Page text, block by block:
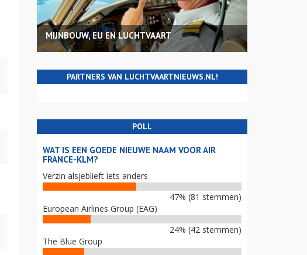
MIJNBOUW, EU EN LUCHTVAART
PARTNERS VAN LUCHTVAARTNIEUWS.NL!
POLL
WAT IS EEN GOEDE NIEUWE NAAM VOOR AIR
FRANCE-KLM?
Verzin alsjeblieft iets anders
47% (81 stemmen)
European Airlines Group (EAG)
24% (42 stemmen)
The Blue Group